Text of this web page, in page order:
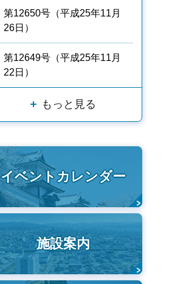
第12650号（平成25年11月
26日）
第12649号（平成25年11月
22日）
もっと見る
イベントカレンダー
施設案内